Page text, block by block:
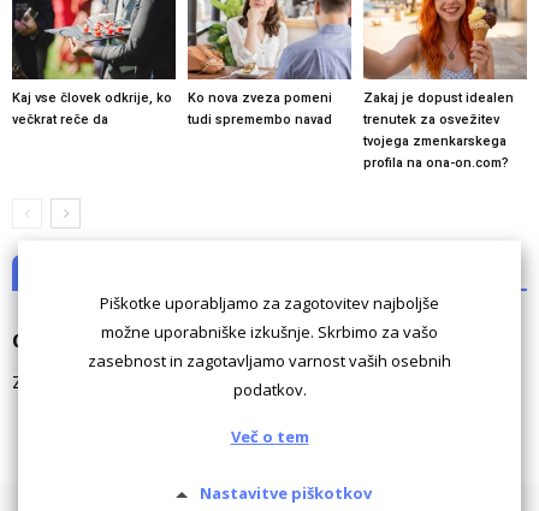
Kaj vse človek odkrije, ko
večkrat reče da
Ko nova zveza pomeni
tudi spremembo navad
Zakaj je dopust idealen
trenutek za osvežitev
tvojega zmenkarskega
profila na ona-on.com?
Odgovori
Za komentiranje morate biti prijavljeni
Piškotke uporabljamo za zagotovitev najboljše
možne uporabniške izkušnje. Skrbimo za vašo
zasebnost in zagotavljamo varnost vaših osebnih
podatkov.
Več o tem
Nastavitve piškotkov